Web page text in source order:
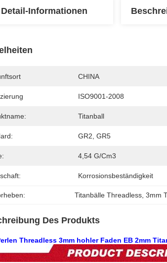
Detail-Informationen
CHINA
ISO9001-2008
Titanball
GR2, GR5
4,54 G/cm3
Korrosionsbeständigkeit
Titanbälle Threadless , 3mm
Des Produkts
Threadless 3mm hohler Faden EB 2mm